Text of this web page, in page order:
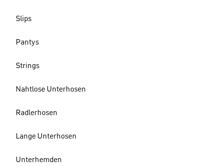
Slips
Pantys
Strings
Nahtlose Unterhosen
Radlerhosen
Lange Unterhosen
Unterhemden